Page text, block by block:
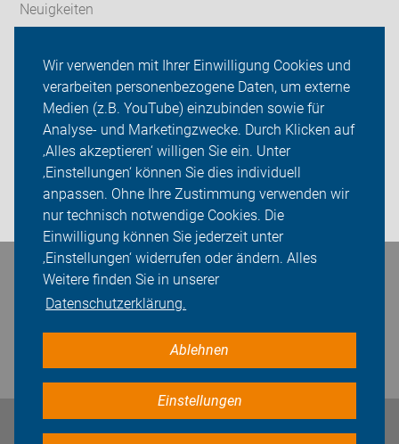
Wir verwenden mit Ihrer Einwilligung Cookies und
verarbeiten personenbezogene Daten, um externe
Medien (z.B. YouTube) einzubinden sowie für
Analyse- und Marketingzwecke. Durch Klicken auf
‚Alles akzeptieren‘ willigen Sie ein. Unter
‚Einstellungen‘ können Sie dies individuell
anpassen. Ohne Ihre Zustimmung verwenden wir
nur technisch notwendige Cookies. Die
Einwilligung können Sie jederzeit unter
‚Einstellungen‘ widerrufen oder ändern. Alles
Weitere finden Sie in unserer
Datenschutzerklärung.
Ablehnen
Einstellungen
Neuigkeiten
Wir für Euch
Sei dabei
Presse
Login
Bleiben Sie in Kontakt
Impressum Datenschutz Cookie-Einstellungen